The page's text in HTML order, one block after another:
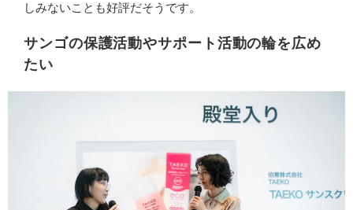
しみないことも好評だそうです。
サンゴの保護活動やサポート活動の輪を広め
たい